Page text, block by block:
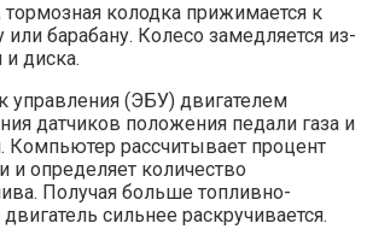
тормозная колодка прижимается к
барабану. Колесо замедляется из-
и диска.
управления (ЭБУ) двигателем
датчиков положения педали газа и
рассчитывает процент
и определяет количество
Получая больше топливно-
сильнее раскручивается.